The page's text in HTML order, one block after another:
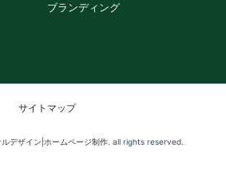
ブランディング
サイトマップ
ルデザイン|ホームページ制作. all rights reserved.